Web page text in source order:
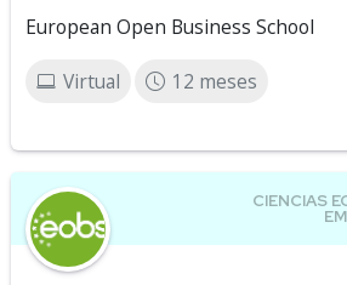
European Open Business School
Virtual 12 meses